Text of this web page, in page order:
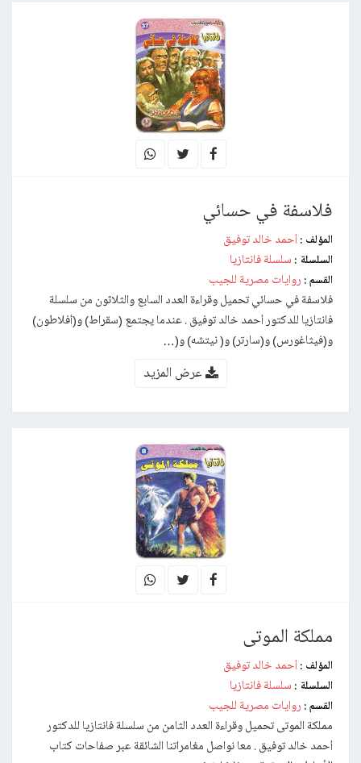
فلاسفة في حسائي
المؤلف : أحمد خالد توفيق
السلسلة : سلسلة فانتازيا
القسم : روايات مصرية للجيب
فلاسفة في حسائي تحميل وقراءة العدد السابع والثلاثون من سلسلة
فانتازيا للدكتور أحمد خالد توفيق . عندما يجتمع (سقراط) و(أفلاطون)
و(فيثاغورس) و(سارتر) و( نيتشه) و(…
عرض المزيد
مملكة الموتى
المؤلف : أحمد خالد توفيق
السلسلة : سلسلة فانتازيا
القسم : روايات مصرية للجيب
مملكة الموتى تحميل وقراءة العدد الثامن من سلسلة فانتازيا للدكتور
أحمد خالد توفيق . معا نواصل مغامراتنا الشائقة عبر صفاحات كتاب